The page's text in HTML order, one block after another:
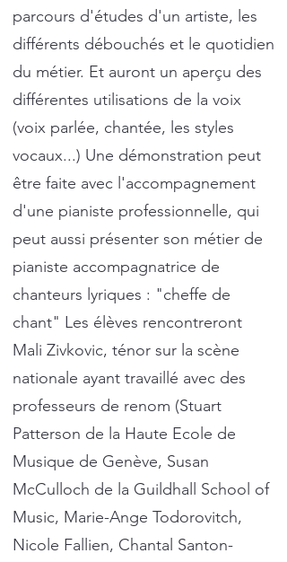
parcours d'études d'un artiste, les
différents débouchés et le quotidien
du métier. Et auront un aperçu des
différentes utilisations de la voix
(voix parlée, chantée, les styles
vocaux...) Une démonstration peut
être faite avec l'accompagnement
d'une pianiste professionnelle, qui
peut aussi présenter son métier de
pianiste accompagnatrice de
chanteurs lyriques : "cheffe de
chant" Les élèves rencontreront
Mali Zivkovic, ténor sur la scène
nationale ayant travaillé avec des
professeurs de renom (Stuart
Patterson de la Haute Ecole de
Musique de Genève, Susan
McCulloch de la Guildhall School of
Music, Marie-Ange Todorovitch,
Nicole Fallien, Chantal Santon-